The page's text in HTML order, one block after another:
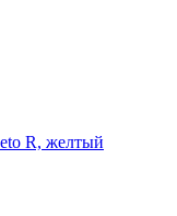
R, желтый